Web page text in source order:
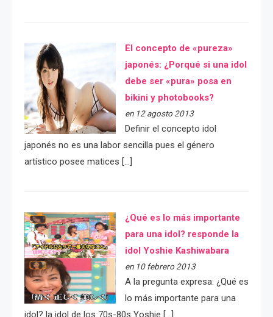
El concepto de «pureza»
japonés: ¿Porqué si una idol
debe ser «pura» posa en
bikini y photobooks?
en 12 agosto 2013
Definir el concepto idol
japonés no es una labor sencilla pues el género
artístico posee matices […]
¿Qué es lo más importante
para una idol? responde la
idol Yoshie Kashiwabara
en 10 febrero 2013
A la pregunta expresa: ¿Qué es
lo más importante para una
idol? la idol de los 70s-80s Yoshie […]